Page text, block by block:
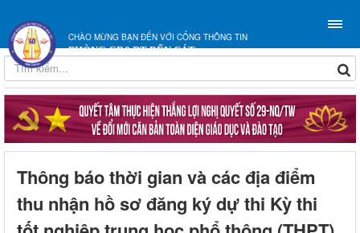
CHÀO MỪNG BẠN ĐẾN VỚI CỔNG THÔNG TIN
PHÒNG GD&ĐT BẾN CÁT
Thông báo thời gian và các địa điểm
thu nhận hồ sơ đăng ký dự thi Kỳ thi